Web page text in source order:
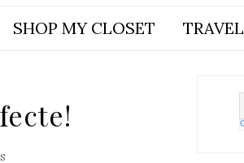
SHOP MY CLOSET TRAVEL